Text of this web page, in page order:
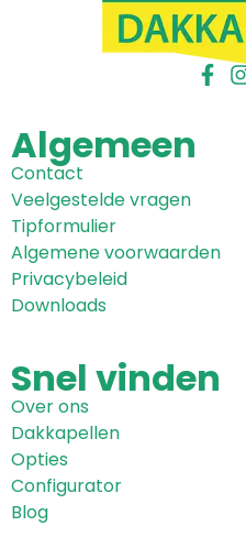
Algemeen
Contact
Veelgestelde vragen
Tipformulier
Algemene voorwaarden
Privacybeleid
Downloads
Snel vinden
Over ons
Dakkapellen
Opties
Configurator
Blog